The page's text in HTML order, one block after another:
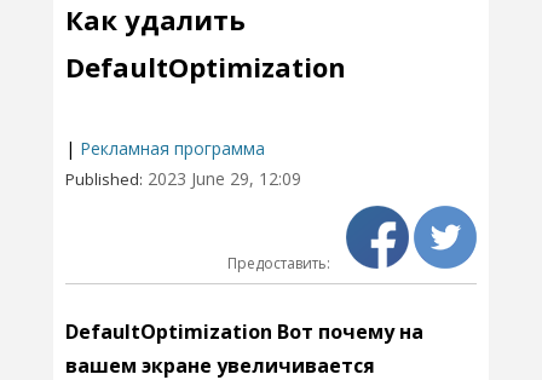
Как удалить
DefaultOptimization
| Рекламная программа
Published: 2023 June 29, 12:09
Предоставить:
DefaultOptimization Вот почему на
вашем экране увеличивается